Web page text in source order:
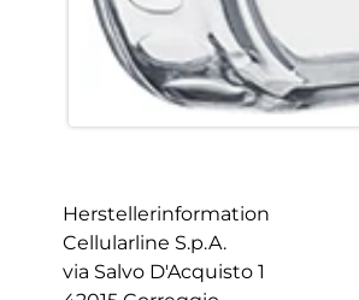
Herstellerinformation
Cellularline S.p.A.
via Salvo D'Acquisto 1